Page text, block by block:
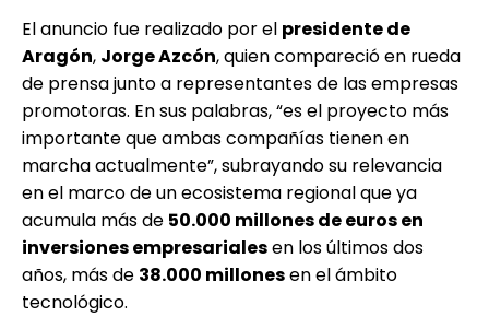
El anuncio fue realizado por el presidente de
Aragón, Jorge Azcón, quien compareció en rueda
de prensa junto a representantes de las empresas
promotoras. En sus palabras, “es el proyecto más
importante que ambas compañías tienen en
marcha actualmente”, subrayando su relevancia
en el marco de un ecosistema regional que ya
acumula más de 50.000 millones de euros en
inversiones empresarialesen los últimos dos
años, más de 38.000 millonesen el ámbito
tecnológico.